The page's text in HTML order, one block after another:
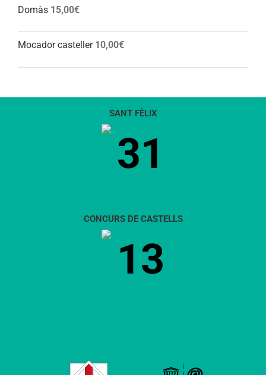
Domàs 15,00€
Mocador casteller 10,00€
SANT FÈLIX
31
CONCURS DE CASTELLS
13